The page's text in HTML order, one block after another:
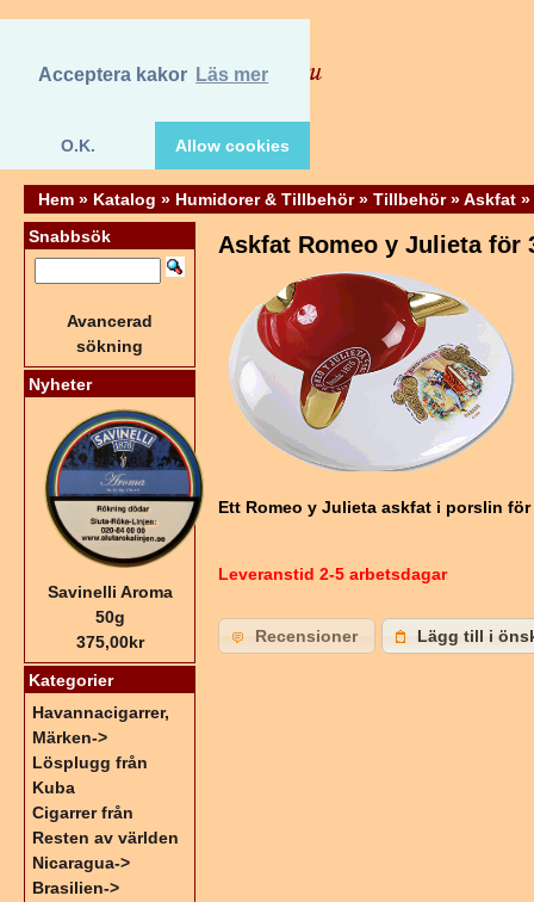
Acceptera kakor Läs mer
O.K. Allow cookies
Hem » Katalog » Humidorer & Tillbehör» Tillbehör»Askfat »
Askfat Romeo y Julieta för
Ett Romeo y Julieta askfat i porslin för
Leveranstid 2-5 arbetsdagar
Recensioner Lägg till i
Snabbsök
Avancerad
sökning
Nyheter
Savinelli Aroma
50g
375,00kr
Kategorier
Havannacigarrer,
Märken->
Lösplugg från
Kuba
Cigarrer från
Resten av världen
Nicaragua->
Brasilien->